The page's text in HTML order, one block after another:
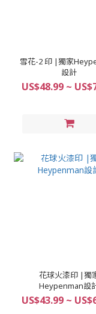
雪花-2 印 |獨家
設計
US$48.99 ~
花球火漆印 |獨
Heypenman設
US$43.99 ~